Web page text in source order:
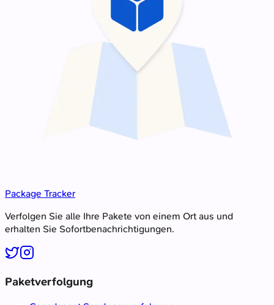
Package Tracker
Verfolgen Sie alle Ihre Pakete von einem Ort aus und
erhalten Sie Sofortbenachrichtigungen.
Paketverfolgung